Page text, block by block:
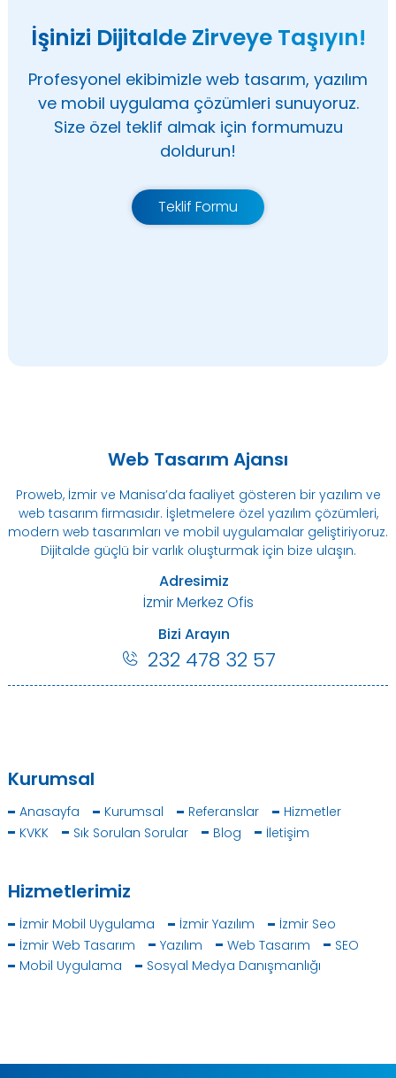
İşinizi Dijitalde Zirveye Taşıyın!
Profesyonel ekibimizle web tasarım, yazılım
ve mobil uygulama çözümleri sunuyoruz.
Size özel teklif almak için formumuzu
doldurun!
Teklif Formu
Kurumsal
Anasayfa Kurumsal Referanslar
Hizmetler
KVKK
Sık Sorulan Sorular Blog İletişim
Hizmetlerimiz
İzmir Mobil Uygulama İzmir Yazılım
İzmir Seo
İzmir Web Tasarım
Yazılım Web Tasarım
SEO
Mobil Uygulama
Sosyal Medya Danışmanlığı
Web Tasarım Ajansı
Proweb, İzmir ve Manisa’da faaliyet gösteren bir yazılım ve
web tasarım firmasıdır. İşletmelere özel yazılım çözümleri,
modern web tasarımları ve mobil uygulamalar geliştiriyoruz.
Dijitalde güçlü bir varlık oluşturmak için bize ulaşın.
Adresimiz
İzmir Merkez Ofis
Bizi Arayın
232 478 32 57